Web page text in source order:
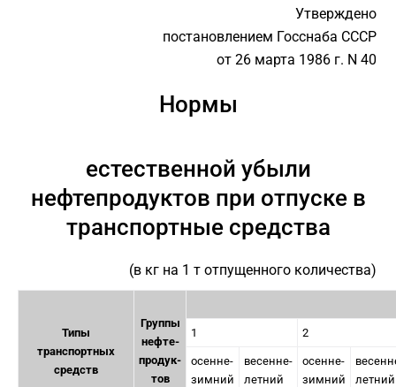
Утверждено
постановлением Госснаба СССР
от 26 марта 1986 г. N 40
Нормы
естественной убыли
нефтепродуктов при отпуске в
транспортные средства
(в кг на 1 т отпущенного количества)
Типы
транспортных
средств
Группы
нефте-
продук-
тов
1 2
осенне-
зимний
весенне-
летний
осенне-
зимний
летний